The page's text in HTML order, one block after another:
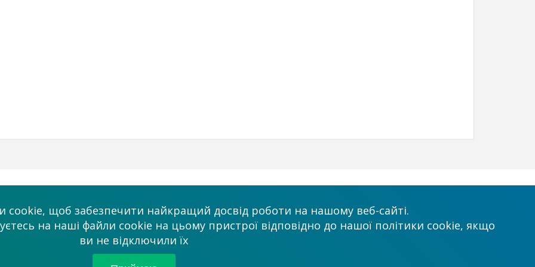
Платні послуги
Співробітництво
Партнерам
admin@allmaster.com.ua
cookie, щоб забезпечити найкращий досвід роботи на нашому веб-сайті.
на наші файли cookie на цьому пристрої відповідно до нашої політики cookie, якщо
ви не відключили їх